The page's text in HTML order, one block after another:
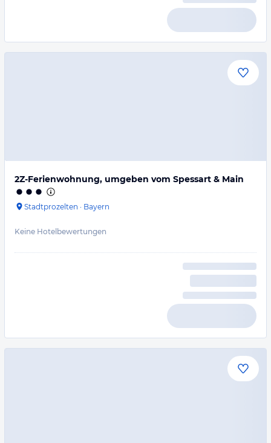
2Z-Ferienwohnung, umgeben vom Spessart & Main
Stadtprozelten · Bayern
Keine Hotelbewertungen